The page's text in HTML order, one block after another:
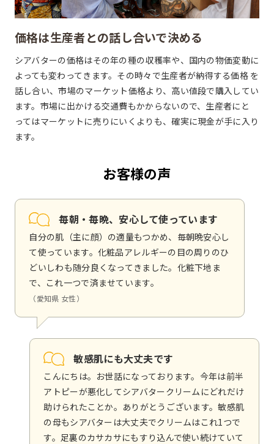
価格は生産者との話し合いで決める
シアバターの価格はその年の種の収穫率や、国内の物価変動に
よっても変わってきます。その時々で生産者が納得する価格 を
話し合い、市場のマーケット価格より、高い値段で購入してい
ます。市場に出かける交通費もかからないので、生産者にと
ってはマーケットに売りにいくよりも、確実に現金が手に入り
ます。
お客様の声
毎朝・毎晩、安心して使っています
自分の肌（主に顔）の適量もつかめ、毎朝晩安心し
て使っています。化粧品アレルギーの目の周りのひ
どいしわも随分良くなってきました。化粧下地ま
で、これ一つで済ませています。
（愛知県 女性）
敏感肌にも大丈夫です
こんにちは。お世話になっております。今年は前半
アトピーが悪化してシアバタークリームにどれだけ
助けられたことか。ありがとうございます。敏感肌
の母もシアバターは大丈夫でクリームはこれ1つで
す。足裏のカサカサにもすり込んで使い続けていて